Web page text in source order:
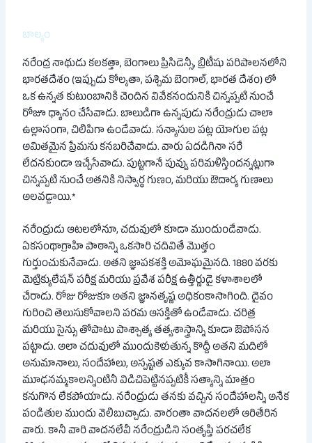
బాల్యం
నరేంద్ర నాథుడు కలకత్తా, బెంగాలు ప్రిసిడెన్సీ, బ్రిటీషు పరిపాలనలోని
భారతదేశం (ఇప్పుడు కోల్కతా, పశ్చిమ బెంగాల్, భారత దేశం) లో
ఒక ఉన్నత కుటుంబానికి చెందిన వివేకనందునికి చిన్నప్పటి నుంచే
రోజూ ధ్యానం చేసేవాడు. బాలుడిగా ఉన్నపుడు నరేంద్రుడు చాలా
ఉల్లాసంగా, చిలిపిగా ఉండేవాడు. సన్యాసుల పట్ల యోగుల పట్ల
అమితమైన ప్రేమను కనబరిచేవాడు. వారు ఏదడిగినా సరే
లేదనకుండా ఇచ్చేసేవాడు. పుట్టగానే పువ్వు పరిమళిస్తిందన్నట్లుగా
చిన్నప్పటి నుంచే అతనికి నిస్వార్థ గుణం, మరియు ఔదార్య గుణాలు
అలవడ్డాయి.*
నరేంద్రుడు ఆటలలోనూ, చదువులో కూడా ముందుండేవాడు.
ఏకసంథాగ్రాహి పాఠాన్ని ఒకసారి చదివితే మొత్తం
గుర్తుంచుకునేవాడు. అతని జ్ఞాపకశక్తి అమోఘమైనది. 1880 వరకు
మెట్రిక్యులేషన్ పరీక్ష మరియు ప్రవేశ పరీక్ష ఉత్తీర్ణుడై కళాశాలలో
చేరాడు. రోజు రోజుకూ అతని జ్ఞానతృష్ణ అధికంకాసాగింది. దైవం
గురించి తెలుసుకోవాలని పరమ ఆసక్తితో ఉండేవాడు. చరిత్ర
మరియు సైన్సు తోపాటు పాశ్చాత్య తత్వశాస్త్రాన్ని కూడా ఔపోసన
పట్టాడు. అలా చదువులో ముందుకెళుతున్న కొద్దీ అతని మదిలో
అనుమానాలు, సందేహాలు, అస్పష్టత ఎక్కువ కాసాగినాయి. అలా
మూఢనమ్మకాలన్నింటినీ విడిచిపెట్టినప్పటికీ సత్యాన్ని మాత్రం
కనుగొన లేకపోయాడు. నరేంద్రుడు తనకు వచ్చిన సందేహాలన్నీ అనేక
పండితుల ముందు వెలిబుచ్చాడు. వారంతా వాదనలలో ఆరితేరిన
వారు. కానీ వారి వాదనలేవీ నరేంద్రుడిని సంతృప్తి పరచలేక